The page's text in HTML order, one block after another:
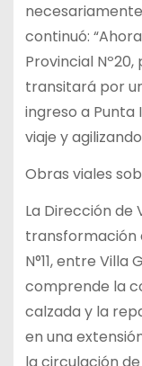
continuó:
Provincial
transitará por
ingreso a Punta
viaje y
Obras viales
La Dirección de
transformación
N°11, entre Villa
comprende la
calzada y la
en una